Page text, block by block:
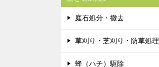
庭石処分・撤去
草刈り・芝刈り・防草処理
蜂（ハチ）駆除